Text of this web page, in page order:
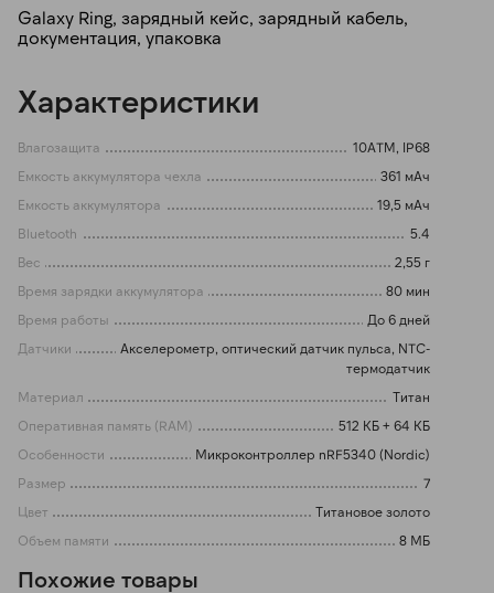
Galaxy Ring, зарядный кейс, зарядный кабель,
документация, упаковка
Характеристики
Влагозащита
10ATM, IP68
Емкость аккумулятора чехла
361 мАч
Емкость аккумулятора
19,5 мАч
Bluetooth
5.4
Вес
2,55 г
Время зарядки аккумулятора
80 мин
Время работы
До 6 дней
Датчики
Акселерометр, оптический датчик пульса, NTC-
термодатчик
Материал
Титан
Оперативная память (RAM)
512 КБ + 64 КБ
Особенности
Микроконтроллер nRF5340 (Nordic)
Размер
7
Цвет
Титановое золото
Объем памяти
8 МБ
Похожие товары